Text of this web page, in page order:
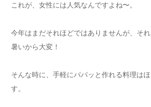
これが、女性には人気なんですよね〜。
今年はまだそれほどではありませんが、そ
暑いから大変！
そんな時に、手軽にパパッと作れる料理は
す。